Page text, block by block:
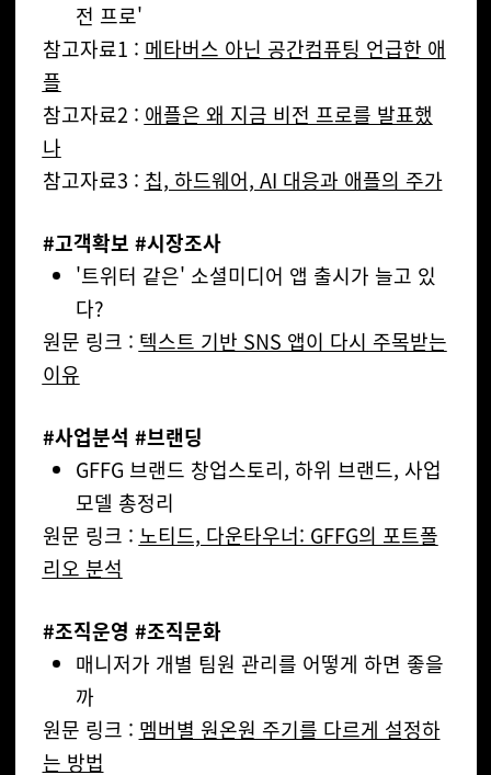
전 프로'
참고자료1 : 메타버스 아닌 공간컴퓨팅 언급한 애
플
참고자료2 : 애플은 왜 지금 비전 프로를 발표했
나
참고자료3 : 칩, 하드웨어, AI 대응과 애플의 주가
#고객확보 #시장조사
'트위터 같은' 소셜미디어 앱 출시가 늘고 있
다?
원문 링크 : 텍스트 기반 SNS 앱이 다시 주목받는
이유
#사업분석 #브랜딩
GFFG 브랜드 창업스토리, 하위 브랜드, 사업
모델 총정리
원문 링크 : 노티드, 다운타우너: GFFG의 포트폴
리오 분석
#조직운영 #조직문화
매니저가 개별 팀원 관리를 어떻게 하면 좋을
까
원문 링크 : 멤버별 원온원 주기를 다르게 설정하
는 방법